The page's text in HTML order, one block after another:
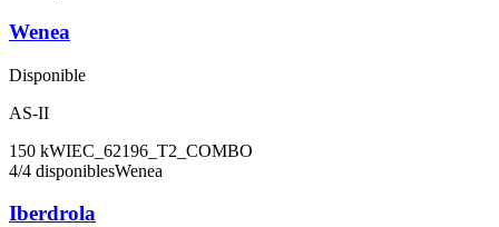
Wenea
Disponible
AS-II
150 kWIEC_62196_T2_COMBO
4/4 disponiblesWenea
Iberdrola